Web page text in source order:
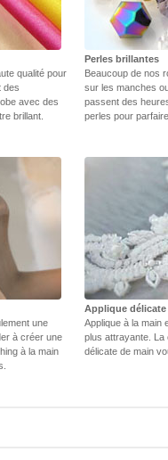
qualité pour
des
avec des
brillant.
Perles brillantes
Beaucoup de nos
sur les manches
passent des
perles pour
une
à créer une
à la main
Applique délicate
Applique à la main
plus attrayante. La
délicate de main